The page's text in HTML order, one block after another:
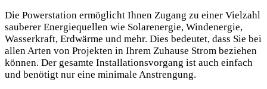
Die Powerstation ermöglicht Ihnen Zugang zu einer Vielzahl
sauberer Energiequellen wie Solarenergie, Windenergie,
Wasserkraft, Erdwärme und mehr. Dies bedeutet, dass Sie bei
allen Arten von Projekten in Ihrem Zuhause Strom beziehen
können. Der gesamte Installationsvorgang ist auch einfach
und benötigt nur eine minimale Anstrengung.